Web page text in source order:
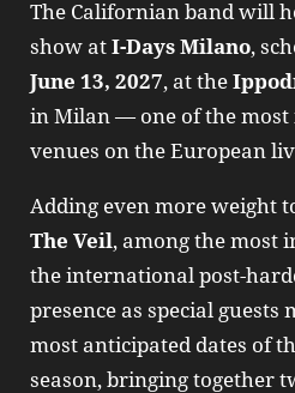
The Californian band will
show at I‑Days Milano,
June 13, 2027, at the
in Milan — one of the
venues on the European
Adding even more weight
The Veil, among the most
the international
presence as special guests
most anticipated dates of
season, bringing together